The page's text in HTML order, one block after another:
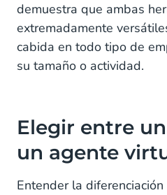
demuestra que ambas
extremadamente
cabida en todo tipo de
su tamaño o actividad.
Elegir entre
un agente
Entender la